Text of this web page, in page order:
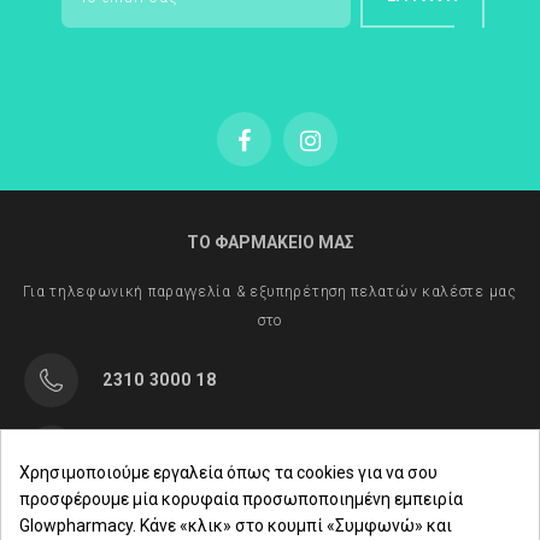
ΤΟ ΦΑΡΜΑΚΕΙΟ ΜΑΣ
Για τηλεφωνική παραγγελία & εξυπηρέτηση πελατών καλέστε μας
στο
2310 3000 18
Δευ. - Παρ.: 8:00 - 21:00
Χρησιμοποιούμε εργαλεία όπως τα cookies για να σου
προσφέρουμε μία κορυφαία προσωποποιημένη εμπειρία
Glowpharmacy. Κάνε «κλικ» στο κουμπί «Συμφωνώ» και